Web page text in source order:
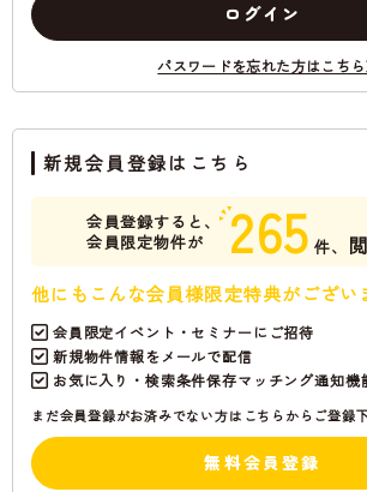
ログイン
パスワードを忘れた方はこち
新規会員登録はこちら
会員登録すると、
会員限定物件が
265 件、
他にもこんな会員様限定特典がござい
会員限定イベント・セミナーにご招待
新規物件情報をメールで配信
お気に入り・検索条件保存マッチング通知機
まだ会員登録がお済みでない方はこちらからご登録下
無料会員登録